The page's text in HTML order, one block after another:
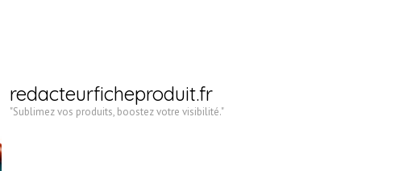
redacteurficheproduit.fr
"Sublimez vos produits, boostez votre visibilité."